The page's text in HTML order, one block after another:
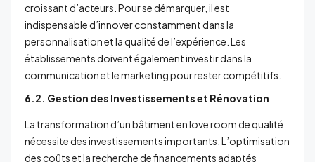
croissant d’acteurs. Pour se démarquer, il est
indispensable d’innover constamment dans la
personnalisation et la qualité de l’expérience. Les
établissements doivent également investir dans la
communication et le marketing pour rester compétitifs.
6.2. Gestion des Investissements et Rénovation
La transformation d’un bâtiment en love room de qualité
nécessite des investissements importants. L’optimisation
des coûts et la recherche de financements adaptés